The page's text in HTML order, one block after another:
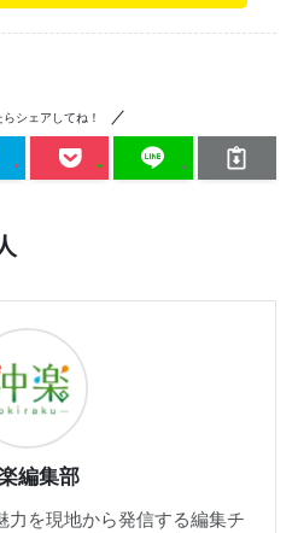
らシェアしてね！
編集部
力を現地から発信する編集チ